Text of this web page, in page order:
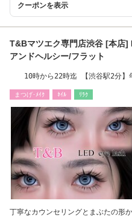
クーポンを表示
T&Bマツエク専門店渋谷 [本店]
アンドヘルシー/フラット
10時から22時迄 【渋谷駅2分】
まつげ･ﾒｲｸ ﾈｲﾙ ﾘﾗｸ
丁寧なカウンセリングとまぶたの形